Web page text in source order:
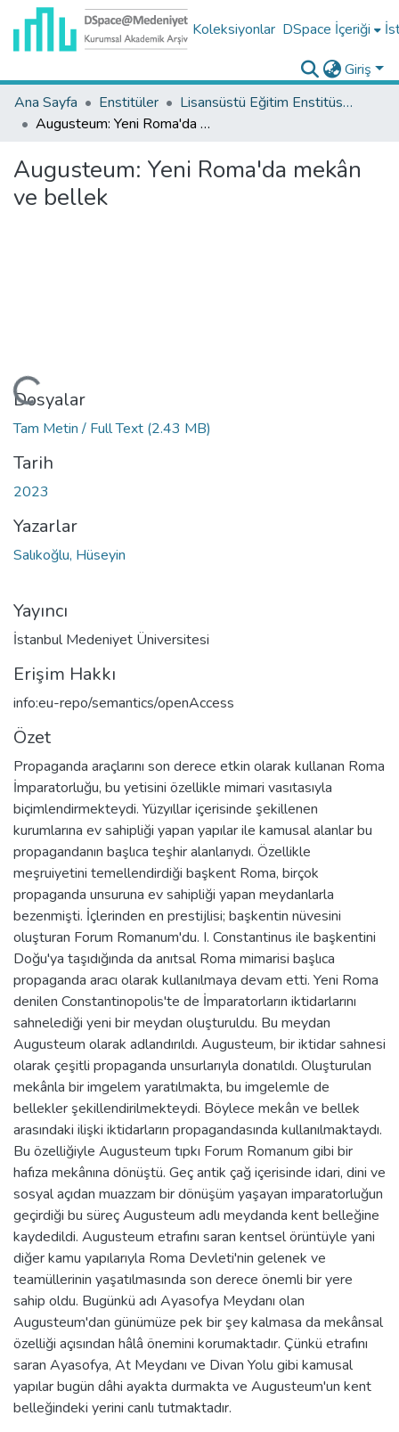
Koleksiyonlar DSpace İçeriği
Giriş
Ana Sayfa
Enstitüler
Lisansüstü Eğitim Enstitüsü Tez Koleksiyonu
Augusteum: Yeni Roma'da mekân ve bellek
Augusteum: Yeni Roma'da mekân
ve bellek
Dosyalar
Tam Metin / Full Text (2.43 MB)
Tarih
2023
Yazarlar
Salıkoğlu, Hüseyin
Yayıncı
İstanbul Medeniyet Üniversitesi
Erişim Hakkı
info:eu-repo/semantics/openAccess
Özet
Propaganda araçlarını son derece etkin olarak kullanan Roma
İmparatorluğu, bu yetisini özellikle mimari vasıtasıyla
biçimlendirmekteydi. Yüzyıllar içerisinde şekillenen
kurumlarına ev sahipliği yapan yapılar ile kamusal alanlar bu
propagandanın başlıca teşhir alanlarıydı. Özellikle
meşruiyetini temellendirdiği başkent Roma, birçok
propaganda unsuruna ev sahipliği yapan meydanlarla
bezenmişti. İçlerinden en prestijlisi; başkentin nüvesini
oluşturan Forum Romanum'du. I. Constantinus ile başkentini
Doğu'ya taşıdığında da anıtsal Roma mimarisi başlıca
propaganda aracı olarak kullanılmaya devam etti. Yeni Roma
denilen Constantinopolis'te de İmparatorların iktidarlarını
sahnelediği yeni bir meydan oluşturuldu. Bu meydan
Augusteum olarak adlandırıldı. Augusteum, bir iktidar sahnesi
olarak çeşitli propaganda unsurlarıyla donatıldı. Oluşturulan
mekânla bir imgelem yaratılmakta, bu imgelemle de
bellekler şekillendirilmekteydi. Böylece mekân ve bellek
arasındaki ilişki iktidarların propagandasında kullanılmaktaydı.
Bu özelliğiyle Augusteum tıpkı Forum Romanum gibi bir
hafıza mekânına dönüştü. Geç antik çağ içerisinde idari, dini ve
sosyal açıdan muazzam bir dönüşüm yaşayan imparatorluğun
geçirdiği bu süreç Augusteum adlı meydanda kent belleğine
kaydedildi. Augusteum etrafını saran kentsel örüntüyle yani
diğer kamu yapılarıyla Roma Devleti'nin gelenek ve
teamüllerinin yaşatılmasında son derece önemli bir yere
sahip oldu. Bugünkü adı Ayasofya Meydanı olan
Augusteum'dan günümüze pek bir şey kalmasa da mekânsal
özelliği açısından hâlâ önemini korumaktadır. Çünkü etrafını
saran Ayasofya, At Meydanı ve Divan Yolu gibi kamusal
yapılar bugün dâhi ayakta durmakta ve Augusteum'un kent
belleğindeki yerini canlı tutmaktadır.